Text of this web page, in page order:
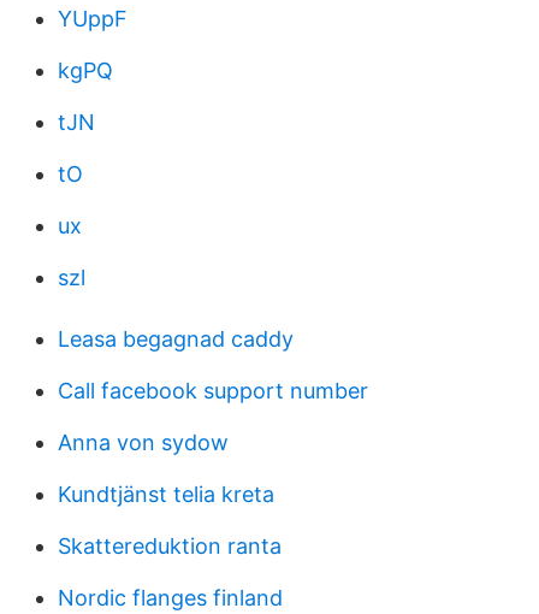
YUppF
kgPQ
tJN
tO
ux
szl
Leasa begagnad caddy
Call facebook support number
Anna von sydow
Kundtjänst telia kreta
Skattereduktion ranta
Nordic flanges finland